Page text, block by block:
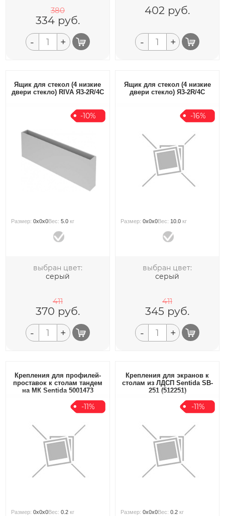
380
334руб.
- +
402 руб.
- +
Ящик для стекол (4 низкие
двери стекло) RIVA Я3-2R/4С
-10%
Размер:0x0x0Вес:5.0 кг
выбран цвет:
серый
411
370 руб.
- +
Ящик для стекол (4 низкие
двери стекло) Я3-2R/4С
-16%
Размер:0x0x0Вес: 10.0 кг
выбран цвет:
серый
411
345 руб.
- +
Крепления для профилей-
проставок к столам тандем
на МК Sentida 5001473
-11%
Размер:0x0x0Вес:0.2 кг
Крепления для экранов к
столам из ЛДСП Sentida SB-
251 (512251)
-11%
Размер:0x0x0Вес:0.2 кг